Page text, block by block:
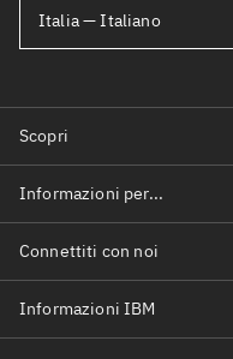
Italia — Italiano